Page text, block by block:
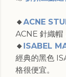
🔸ACNE
ACNE 針織帽
🔸 ISABEL
經典的黑色
格很便宜。